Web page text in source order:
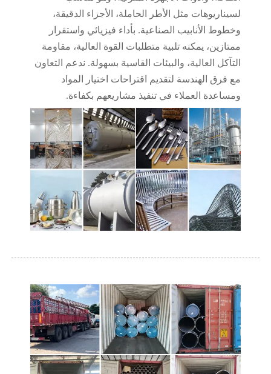
لسيناريوهات مثل الأطر الحاملة، الأجزاء الدقيقة،
وخطوط الأنابيب الصناعية. بأداء فيزيائي واستقرار
ممتازين، يمكنه تلبية متطلبات القوة العالية، مقاومة
التآكل العالية، والبيئات القاسية بسهولة. ندعم التعاون
مع فرق الهندسة لتقديم اقتراحات اختيار المواد
ومساعدة العملاء في تنفيذ مشاريعهم بكفاءة.